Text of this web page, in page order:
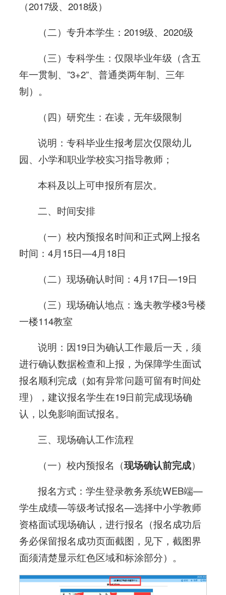
（2017级、2018级）
（二）专升本学生：2019级、2020级
（三）专科学生：仅限毕业年级（含五
年一贯制、”3+2”、普通类两年制、三年
制）。
（四）研究生：在读，无年级限制
说明：专科毕业生报考层次仅限幼儿
园、小学和职业学校实习指导教师；
本科及以上可申报所有层次。
二、时间安排
（一）校内预报名时间和正式网上报名
时间：4月15日—4月18日
（二）现场确认时间：4月17日—19日
（三）现场确认地点：逸夫教学楼3号楼
一楼114教室
说明：因19日为确认工作最后一天，须
进行确认数据检查和上报，为保障学生面试
报名顺利完成（如有异常问题可留有时间处
理），建议报名学生在19日前完成现场确
认，以免影响面试报名。
三、现场确认工作流程
（一）校内预报名（现场确认前完成）
报名方式：学生登录教务系统WEB端—
学生成绩—等级考试报名—选择中小学教师
资格面试现场确认，进行报名（报名成功后
务必保留报名成功页面截图，见下，截图界
面须清楚显示红色区域和标涂部分）。